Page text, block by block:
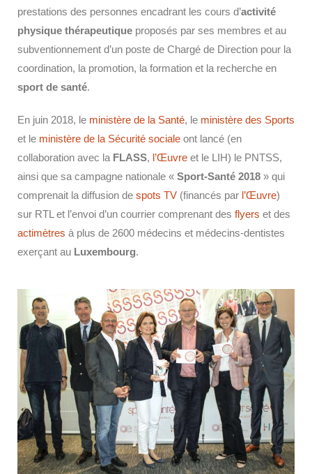
prestations des personnes encadrant les cours d’activité
physique thérapeutique proposés par ses membres et au
subventionnement d’un poste de Chargé de Direction pour la
coordination, la promotion, la formation et la recherche en
sport de santé.
En juin 2018, le ministère de la Santé, le ministère des Sports
et le ministère de la Sécurité sociale ont lancé (en
collaboration avec la FLASS, l’Œuvre et le LIH) le PNTSS,
ainsi que sa campagne nationale « Sport-Santé 2018 » qui
comprenait la diffusion de spots TV (financés par l’Œuvre)
sur RTL et l’envoi d’un courrier comprenant des flyers et des
actimètres à plus de 2600 médecins et médecins-dentistes
exerçant au Luxembourg.